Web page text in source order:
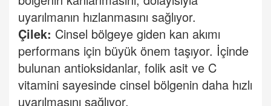
uyarılmanın hızlanmasını sağlıyor.
Çilek: Cinsel bölgeye giden kan akımı
performans için büyük önem taşıyor. İçinde
bulunan antioksidanlar, folik asit ve C
vitamini sayesinde cinsel bölgenin daha hızlı
uyarılmasını sağlıyor.